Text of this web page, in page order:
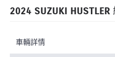
2024 SUZUKI HUSTLER
車輛詳情